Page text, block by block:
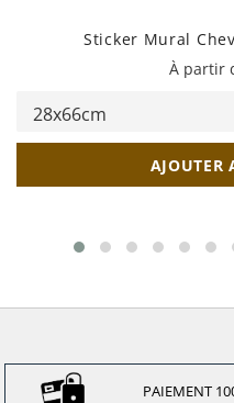
Sticker Mural
À partir
AJOUTER
PAIEMENT